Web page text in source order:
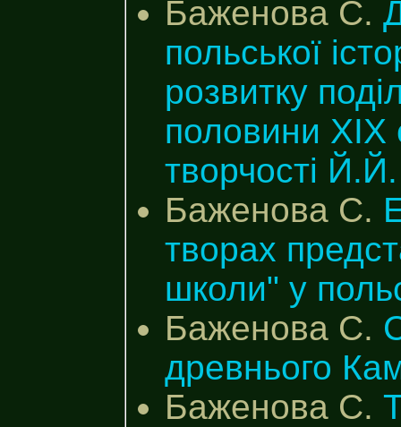
Баженова С.
польської
розвитку
половини ХІХ
творчості
Баженова С.
творах
школи" у
Баженова С.
древнього
Баженова С.